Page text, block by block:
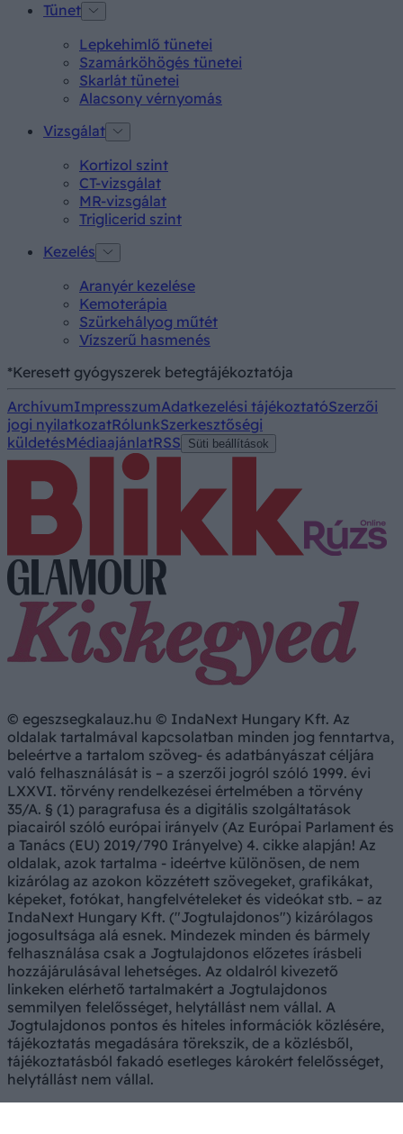
Tünet
Lepkehimlő tünetei
Szamárköhögés tünetei
Skarlát tünetei
Alacsony vérnyomás
Vizsgálat
Kortizol szint
CT-vizsgálat
MR-vizsgálat
Triglicerid szint
Kezelés
Aranyér kezelése
Kemoterápia
Szürkehályog műtét
Vízszerű hasmenés
*Keresett gyógyszerek betegtájékoztatója
ArchívumImpresszumAdatkezelési tájékoztatóSzerzői
jogi nyilatkozatRólunkSzerkesztőségi
küldetésMédiaajánlatRSS Süti beállítások
© egeszsegkalauz.hu © IndaNext Hungary Kft. Az
oldalak tartalmával kapcsolatban minden jog fenntartva,
beleértve a tartalom szöveg- és adatbányászat céljára
való felhasználását is – a szerzői jogról szóló 1999. évi
LXXVI. törvény rendelkezései értelmében a törvény
35/A. § (1) paragrafusa és a digitális szolgáltatások
piacairól szóló európai irányelv (Az Európai Parlament és
a Tanács (EU) 2019/790 Irányelve) 4. cikke alapján! Az
oldalak, azok tartalma - ideértve különösen, de nem
kizárólag az azokon közzétett szövegeket, grafikákat,
képeket, fotókat, hangfelvételeket és videókat stb. – az
IndaNext Hungary Kft. ("Jogtulajdonos") kizárólagos
jogosultsága alá esnek. Mindezek minden és bármely
felhasználása csak a Jogtulajdonos előzetes írásbeli
hozzájárulásával lehetséges. Az oldalról kivezető
linkeken elérhető tartalmakért a Jogtulajdonos
semmilyen felelősséget, helytállást nem vállal. A
Jogtulajdonos pontos és hiteles információk közlésére,
tájékoztatás megadására törekszik, de a közlésből,
tájékoztatásból fakadó esetleges károkért felelősséget,
helytállást nem vállal.